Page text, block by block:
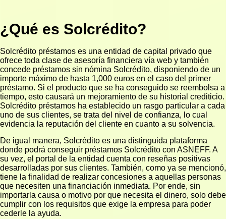
¿Qué es Solcrédito?
Solcrédito préstamos es una entidad de capital privado que
ofrece toda clase de asesoría financiera vía web y también
concede préstamos sin nómina Solcrédito, disponiendo de un
importe máximo de hasta 1,000 euros en el caso del primer
préstamo. Si el producto que se ha conseguido se reembolsa a
tiempo, esto causará un mejoramiento de su historial crediticio.
Solcrédito préstamos ha establecido un rasgo particular a cada
uno de sus clientes, se trata del nivel de confianza, lo cual
evidencia la reputación del cliente en cuanto a su solvencia.
De igual manera, Solcrédito es una distinguida plataforma
donde podrá conseguir préstamos Solcrédito con ASNEFF. A
su vez, el portal de la entidad cuenta con reseñas positivas
desarrolladas por sus clientes. También, como ya se mencionó,
tiene la finalidad de realizar concesiones a aquellas personas
que necesiten una financiación inmediata. Por ende, sin
importarla causa o motivo por que necesita el dinero, solo debe
cumplir con los requisitos que exige la empresa para poder
cederle la ayuda.